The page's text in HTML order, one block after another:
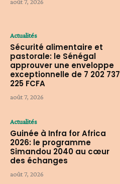
Actualités
Sécurité alimentaire et
pastorale: le Sénégal
approuver une enveloppe
exceptionnelle de 7 202 737
225 FCFA
août 7, 2026
Actualités
Guinée à Infra for Africa
2026: le programme
Simandou 2040 au cœur
des échanges
août 7, 2026